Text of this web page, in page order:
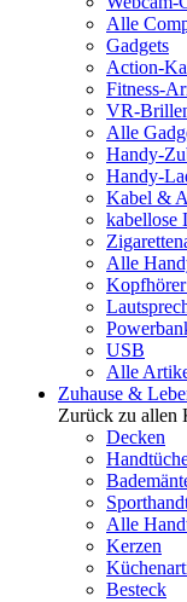
Alle
Gadgets
Action-
Fitness-
VR-
Alle
Handy-
Handy-
Kabel &
kabellose
Alle
USB
Alle
Zuhause &
Zurück zu allen
Decken
Alle
Kerzen
Besteck